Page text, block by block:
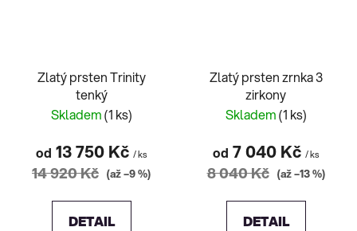
Zlatý prsten Trinity
tenký
Skladem(1 ks)
od 13 750 Kč / ks
14 920 Kč (až –9 %)
DETAIL
Zlatý prsten zrnka 3
zirkony
Skladem(1 ks)
od 7 040 Kč / ks
8 040 Kč (až –13 %)
DETAIL